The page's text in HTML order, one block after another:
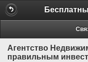
Агентство
правильным